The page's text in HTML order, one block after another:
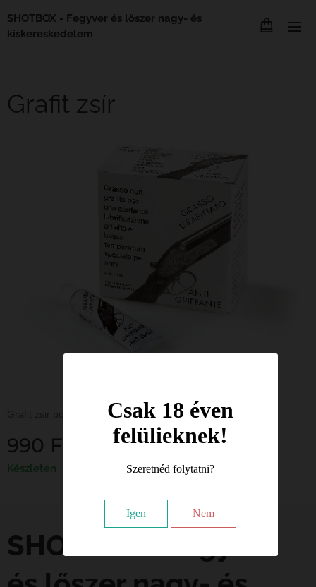
Csak 18 éven
felülieknek!
Szeretnéd folytatni?
Igen Nem
SHOTBOX - Fegyver és lőszer nagy- és
kiskereskedelem
Grafit zsír
Grafit zsir bock fegyverek mozgó alkatrészeihez.
990 Ft
Készleten
SHOTBOX - Fegyver